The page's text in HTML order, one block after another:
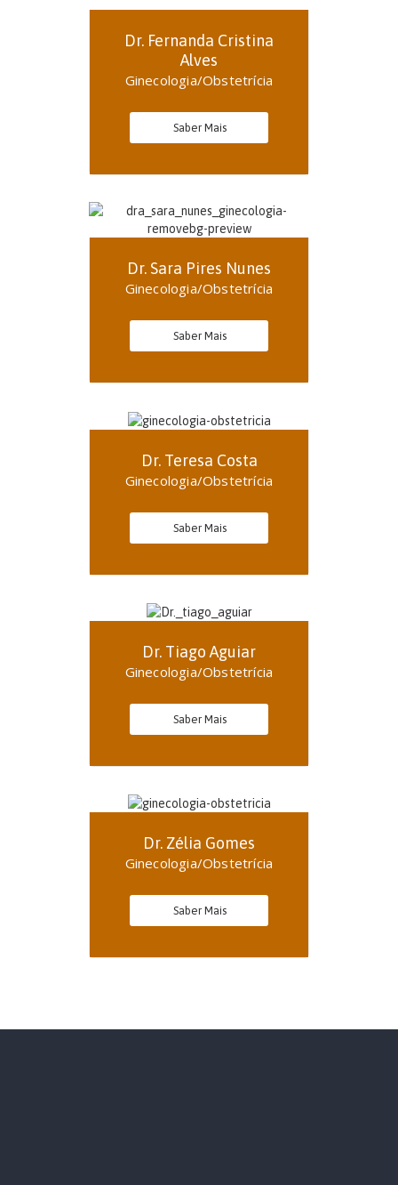
Dr. Fernanda Cristina
Alves
Ginecologia/Obstetrícia
Saber Mais
Dr. Sara Pires Nunes
Ginecologia/Obstetrícia
Saber Mais
Dr. Teresa Costa
Ginecologia/Obstetrícia
Saber Mais
Dr. Tiago Aguiar
Ginecologia/Obstetrícia
Saber Mais
Dr. Zélia Gomes
Ginecologia/Obstetrícia
Saber Mais